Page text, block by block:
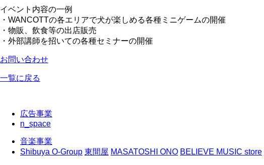
イベント内容の一例
・WANCOTTの各エリアで犬が楽しめる各種ミニゲームの開催
・物販、飲食等の出店販売
・外部講師を招いての各種セミナーの開催
お問い合わせ
一覧に戻る
広告事業
n_space
音楽事業
Shibuya O-Group 東間屋 MASATOSHI ONO BELIEVE MUSIC store